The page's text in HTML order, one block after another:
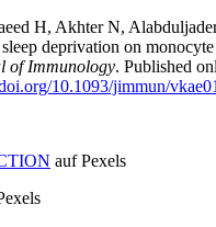
H, Akhter N,
deprivation on monocyte
of Immunology. Published
10.1093/jimmun/
auf Pexels